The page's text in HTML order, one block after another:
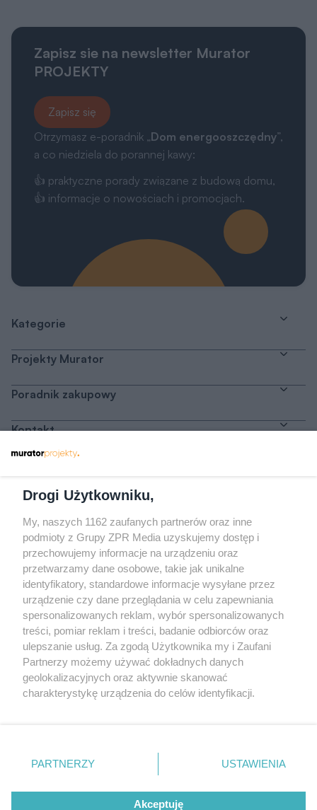
Zapisz sie na newsletter Murator
PROJEKTY
Zapisz się
Otrzymasz e-poradnik „Dom energooszczędny”,
a co niedziela do porannej kawy:
👍 praktyczne porady związane z budową domu,
👍 informacje o nowościach i promocjach.
Kategorie
Projekty Murator
Poradnik zakupowy
Kontakt
Odwiedź grupę na Facebooku
Gdybym budował drugi raz - mądry Polak
przed budową
Forum Muratora
Drogi Użytkowniku,
My, naszych 1162 zaufanych partnerów oraz inne
podmioty z Grupy ZPR Media uzyskujemy dostęp i
przechowujemy informacje na urządzeniu oraz
przetwarzamy dane osobowe, takie jak unikalne
identyfikatory, standardowe informacje wysyłane przez
urządzenie czy dane przeglądania w celu zapewniania
spersonalizowanych reklam, wybór spersonalizowanych
treści, pomiar reklam i treści, badanie odbiorców oraz
ulepszanie usług. Za zgodą Użytkownika my i Zaufani
Partnerzy możemy używać dokładnych danych
geolokalizacyjnych oraz aktywnie skanować
charakterystykę urządzenia do celów identyfikacji.
zmienić/wycofać klikając przycisk ustawień prywatności
znajdujący się w lewym dolnym rogu strony
rodzaje przetwarzania danych nie wymagają zgody
użytkownika, ale masz prawo sprzeciwić się takiemu
PARTNERZY USTAWIENIA
Akceptuję